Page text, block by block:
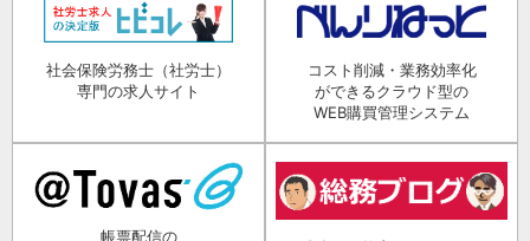
社会保険労務士（社労士）
専門の求人サイト
コスト削減・業務効率化
ができるクラウド型の
WEB購買管理システム
帳票配信の